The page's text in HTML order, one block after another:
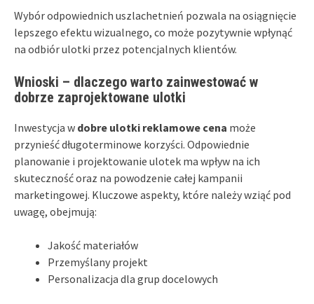
Wybór odpowiednich uszlachetnień pozwala na osiągnięcie
lepszego efektu wizualnego, co może pozytywnie wpłynąć
na odbiór ulotki przez potencjalnych klientów.
Wnioski – dlaczego warto zainwestować w
dobrze zaprojektowane ulotki
Inwestycja w dobre ulotki reklamowe cena może
przynieść długoterminowe korzyści. Odpowiednie
planowanie i projektowanie ulotek ma wpływ na ich
skuteczność oraz na powodzenie całej kampanii
marketingowej. Kluczowe aspekty, które należy wziąć pod
uwagę, obejmują:
Jakość materiałów
Przemyślany projekt
Personalizacja dla grup docelowych